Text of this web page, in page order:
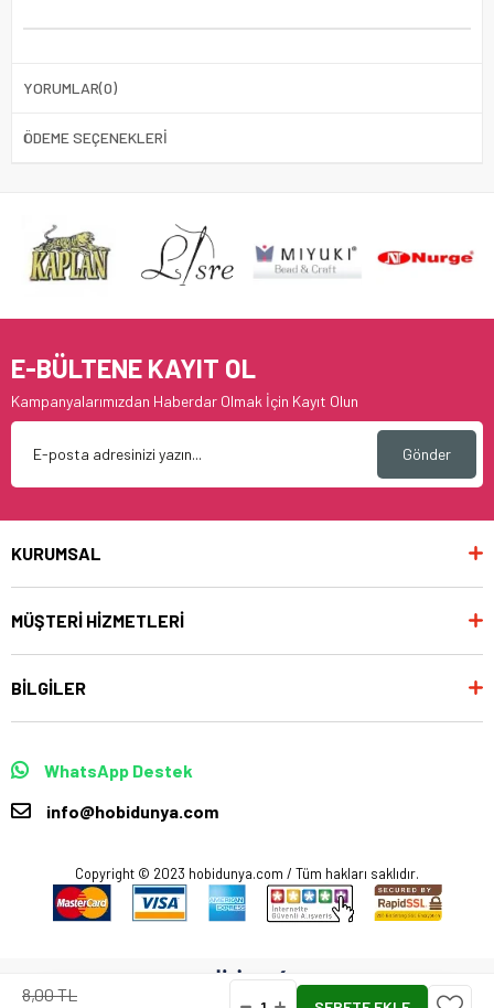
8,00 TL
YORUMLAR(0)
ÖDEME SEÇENEKLERI
E-BÜLTENE KAYIT OL
Kampanyalarımızdan Haberdar Olmak İçin Kayıt Olun
Gönder
KURUMSAL
MÜŞTERİ HİZMETLERİ
BİLGİLER
WhatsApp Destek
info@hobidunya.com
Copyright © 2023 hobidunya.com / Tüm hakları saklıdır.